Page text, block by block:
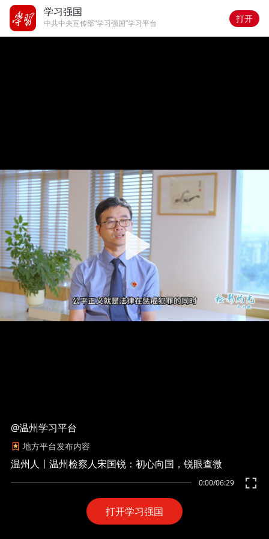
学习强国
中共中央宣传部“学习强国”学习平台 打开
打开学习强国
0:00/06:29
@温州学习平台
地方平台发布内容
温州人丨温州检察人宋国锐：初心向国，锐眼查微